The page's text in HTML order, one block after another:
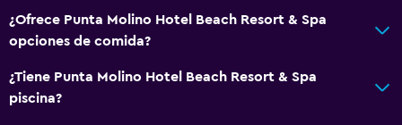
envueltos por separado Hay opciones disponibles de
alimentos envueltos por separado para el desayuno Hay
separado en el servicio a la habitación Se mide la
temperatura del personal con regularidad Hay revisiones
Servicios de lavandería/tintorería
Espacio de almacenamiento
¿Ofrece Punta Molino Hotel Beach Resort & Spa
opciones de comida?
¿Tiene Punta Molino Hotel Beach Resort & Spa
piscina?